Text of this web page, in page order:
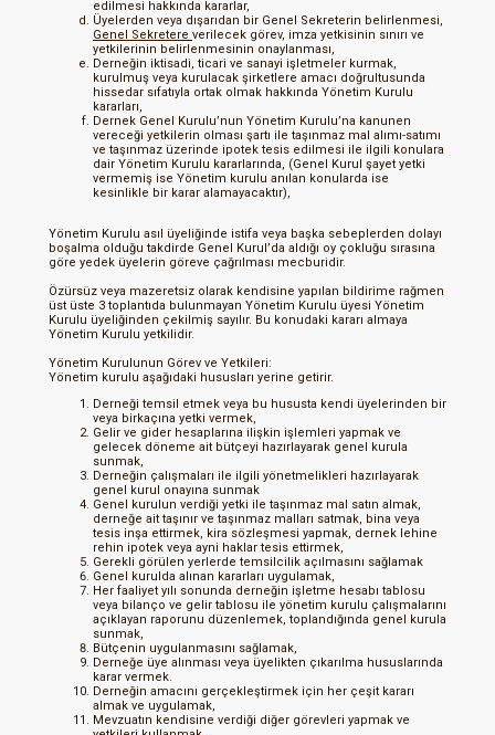
edilmesi hakkında kararlar,
Üyelerden veya dışarıdan bir Genel Sekreterin belirlenmesi,
Genel Sekretere verilecek görev, imza yetkisinin sınırı ve
yetkilerinin belirlenmesinin onaylanması,
Derneğin iktisadi, ticari ve sanayi işletmeler kurmak,
kurulmuş veya kurulacak şirketlere amacı doğrultusunda
hissedar sıfatıyla ortak olmak hakkında Yönetim Kurulu
kararları,
Dernek Genel Kurulu’nun Yönetim Kurulu’na kanunen
vereceği yetkilerin olması şartı ile taşınmaz mal alımı-satımı
ve taşınmaz üzerinde ipotek tesis edilmesi ile ilgili konulara
dair Yönetim Kurulu kararlarında, (Genel Kurul şayet yetki
vermemiş ise Yönetim kurulu anılan konularda ise
kesinlikle bir karar alamayacaktır),
Yönetim Kurulu asıl üyeliğinde istifa veya başka sebeplerden dolayı
boşalma olduğu takdirde Genel Kurul’da aldığı oy çokluğu sırasına
göre yedek üyelerin göreve çağrılması mecburidir.
Özürsüz veya mazeretsiz olarak kendisine yapılan bildirime rağmen
üst üste 3 toplantıda bulunmayan Yönetim Kurulu üyesi Yönetim
Kurulu üyeliğinden çekilmiş sayılır. Bu konudaki kararı almaya
Yönetim Kurulu yetkilidir.
Yönetim Kurulunun Görev ve Yetkileri:
Yönetim kurulu aşağıdaki hususları yerine getirir.
Derneği temsil etmek veya bu hususta kendi üyelerinden bir
veya birkaçına yetki vermek,
Gelir ve gider hesaplarına ilişkin işlemleri yapmak ve
gelecek döneme ait bütçeyi hazırlayarak genel kurula
sunmak,
Derneğin çalışmaları ile ilgili yönetmelikleri hazırlayarak
genel kurul onayına sunmak
Genel kurulun verdiği yetki ile taşınmaz mal satın almak,
derneğe ait taşınır ve taşınmaz malları satmak, bina veya
tesis inşa ettirmek, kira sözleşmesi yapmak, dernek lehine
rehin ipotek veya ayni haklar tesis ettirmek,
Gerekli görülen yerlerde temsilcilik açılmasını sağlamak
Genel kurulda alınan kararları uygulamak,
Her faaliyet yılı sonunda derneğin işletme hesabı tablosu
veya bilanço ve gelir tablosu ile yönetim kurulu çalışmalarını
açıklayan raporunu düzenlemek, toplandığında genel kurula
sunmak,
Bütçenin uygulanmasını sağlamak,
Derneğe üye alınması veya üyelikten çıkarılma hususlarında
karar vermek.
Derneğin amacını gerçekleştirmek için her çeşit kararı
almak ve uygulamak,
Mevzuatın kendisine verdiği diğer görevleri yapmak ve